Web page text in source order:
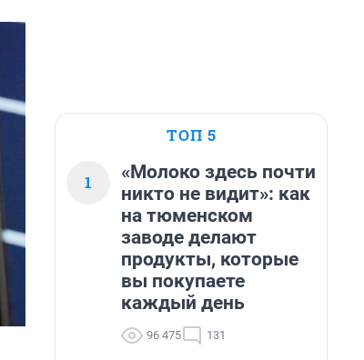
ТОП 5
1
«Молоко здесь почти
никто не видит»: как
на тюменском
заводе делают
продукты, которые
вы покупаете
каждый день
96 475 131